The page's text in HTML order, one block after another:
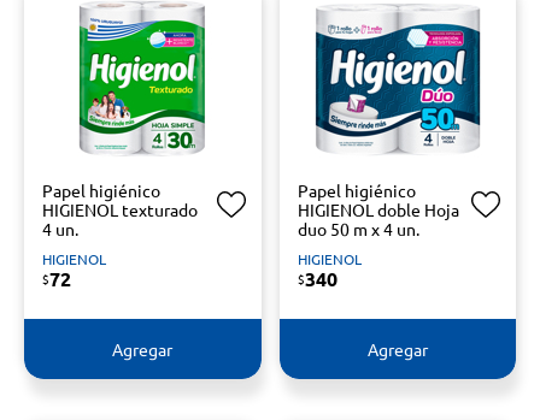
Papel higiénico
HIGIENOL texturado
4 un.
HIGIENOL
$72
Agregar
Papel higiénico
HIGIENOL doble Hoja
duo 50 m x 4 un.
HIGIENOL
$340
Agregar